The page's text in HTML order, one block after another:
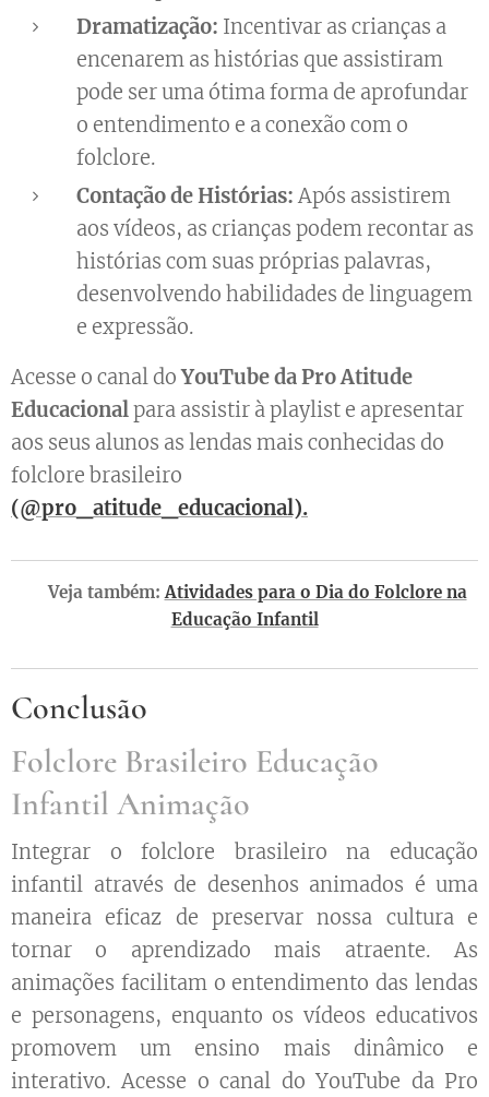
Dramatização: Incentivar as crianças a
encenarem as histórias que assistiram
pode ser uma ótima forma de aprofundar
o entendimento e a conexão com o
folclore.
Contação de Histórias:Após assistirem
aos vídeos, as crianças podem recontar as
histórias com suas próprias palavras,
desenvolvendo habilidades de linguagem
e expressão.
Acesse o canal doYouTube da Pro Atitude
Educacionalpara assistir à playlist e apresentar
aos seus alunos as lendas mais conhecidas do
folclore brasileiro
(@pro_atitude_educacional).
🧜‍♀️ Veja também:Atividades para o Dia do Folclore na
Educação Infantil
Conclusão
Folclore Brasileiro Educação
Infantil Animação
Integrar o folclore brasileiro na educação
infantil através de desenhos animados é uma
maneira eficaz de preservar nossa cultura e
tornar o aprendizado mais atraente. As
animações facilitam o entendimento das lendas
e personagens, enquanto os vídeos educativos
promovem um ensino mais dinâmico e
interativo. Acesse o canal do YouTube da Pro